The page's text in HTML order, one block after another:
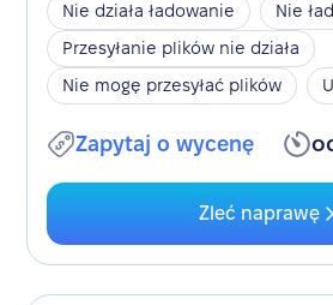
Nie działa ładowanie
Nie
Przesyłanie plików nie działa
Nie mogę przesyłać plików
Zapytaj o wycenę
Zleć naprawę